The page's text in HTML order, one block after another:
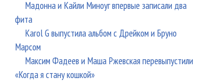
Мадонна и Кайли Миноуг впервые записали два
фита
Karol G выпустила альбом с Дрейком и Бруно
Марсом
Максим Фадеев и Маша Ржевская перевыпустили
«Когда я стану кошкой»